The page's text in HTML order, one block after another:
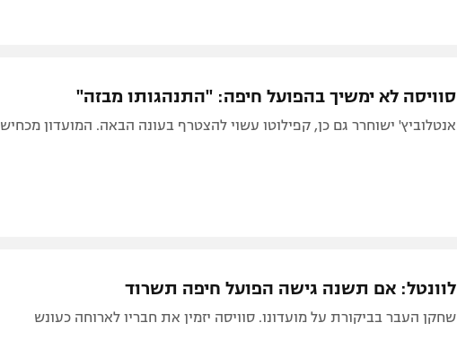
סוויסה לא ימשיך בהפועל חיפה: "התנהגותו מבזה"
אנטלוביץ' ישוחרר גם כן, קפילוטו עשוי להצטרף בעונה הבאה. המועדון מכחיש
לוונטל: אם תשנה גישה הפועל חיפה תשרוד
שחקן העבר בביקורת על מועדונו. סוויסה יזמין את חבריו לארוחה כעונש